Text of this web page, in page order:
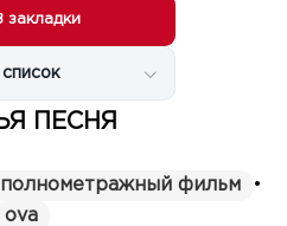
закладки
список
ПЕСНЯ
полнометражный фильм
•
ova